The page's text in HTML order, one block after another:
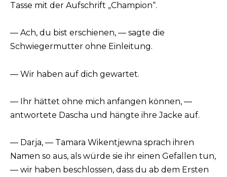
Tasse mit der Aufschrift „Champion“.
— Ach, du bist erschienen, — sagte die
Schwiegermutter ohne Einleitung.
— Wir haben auf dich gewartet.
— Ihr hättet ohne mich anfangen können, —
antwortete Dascha und hängte ihre Jacke auf.
— Darja, — Tamara Wikentjewna sprach ihren
Namen so aus, als würde sie ihr einen Gefallen tun,
— wir haben beschlossen, dass du ab dem Ersten